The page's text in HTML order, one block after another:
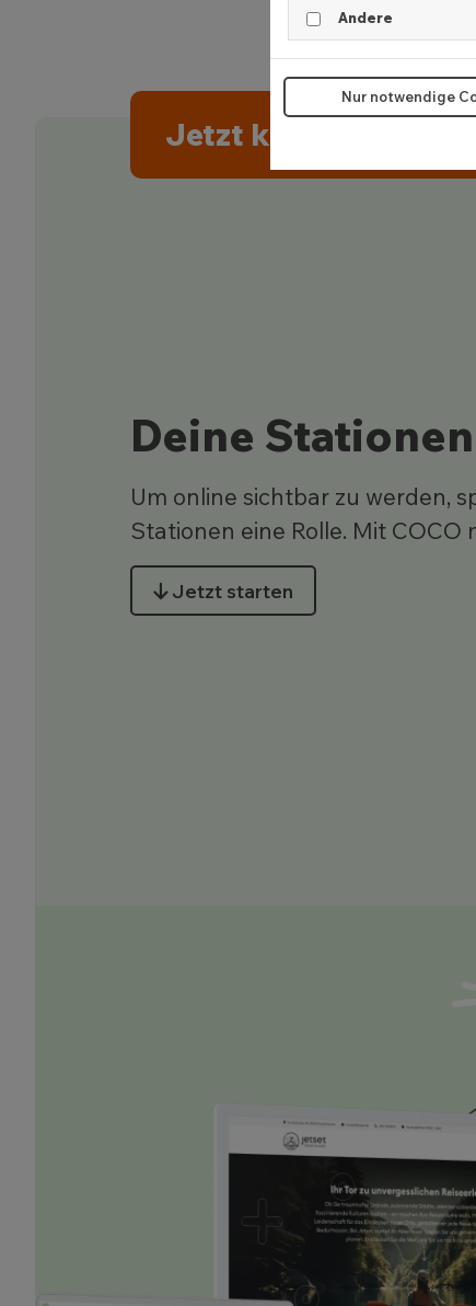
Jetzt kostenlos
Deine Stationen
Um online sichtbar zu werden,
Stationen eine Rolle. Mit COCO
Jetzt starten
Andere
Nur notwendige